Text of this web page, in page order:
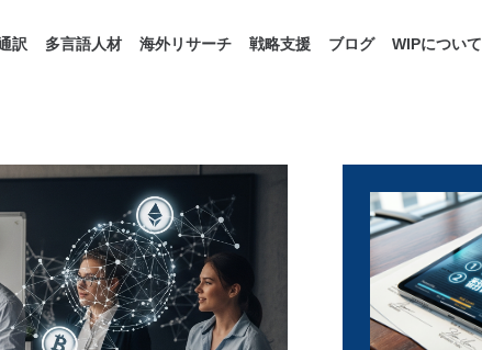
訳 多言語人材 海外リサーチ 戦略支援 ブログ WIPについて